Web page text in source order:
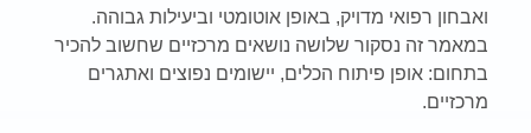
ואבחון רפואי מדויק, באופן אוטומטי וביעילות גבוהה.
במאמר זה נסקור שלושה נושאים מרכזיים שחשוב להכיר
בתחום: אופן פיתוח הכלים, יישומים נפוצים ואתגרים
מרכזיים.